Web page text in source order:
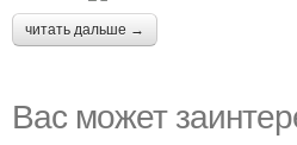
читать дальше →
Вас может